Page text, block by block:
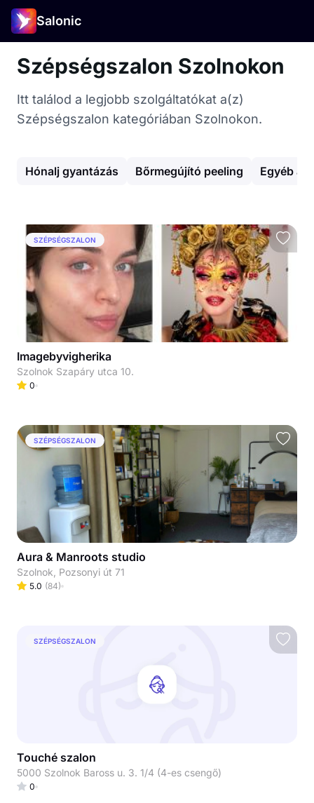
Salonic
Szépségszalon Szolnokon
Itt találod a legjobb szolgáltatókat a(z)
Szépségszalon kategóriában Szolnokon.
Hónalj gyantázás Bőrmegújító peeling Egyéb
SZÉPSÉGSZALON
Imagebyvigherika
Szolnok Szapáry utca 10.
0
SZÉPSÉGSZALON
Aura & Manroots studio
Szolnok, Pozsonyi út 71
5.0 (84)
SZÉPSÉGSZALON
Touché szalon
5000 Szolnok Baross u. 3. 1/4 (4-es csengő)
0